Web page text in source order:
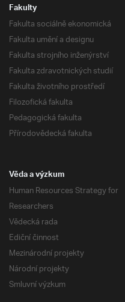
Fakulty
Fakulta sociálně ekonomická
Fakulta umění a designu
Fakulta strojního inženýrství
Fakulta zdravotnických studií
Fakulta životního prostředí
Filozofická fakulta
Pedagogická fakulta
Přírodovědecká fakulta
Věda a výzkum
Human Resources Strategy for
Researchers
Vědecká rada
Ediční činnost
Mezinárodní projekty
Národní projekty
Smluvní výzkum